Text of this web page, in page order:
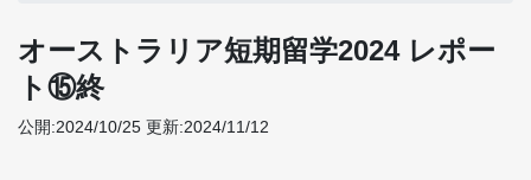
オーストラリア短期留学2024 レポー
ト⑮終
公開:2024/10/25 更新:2024/11/12